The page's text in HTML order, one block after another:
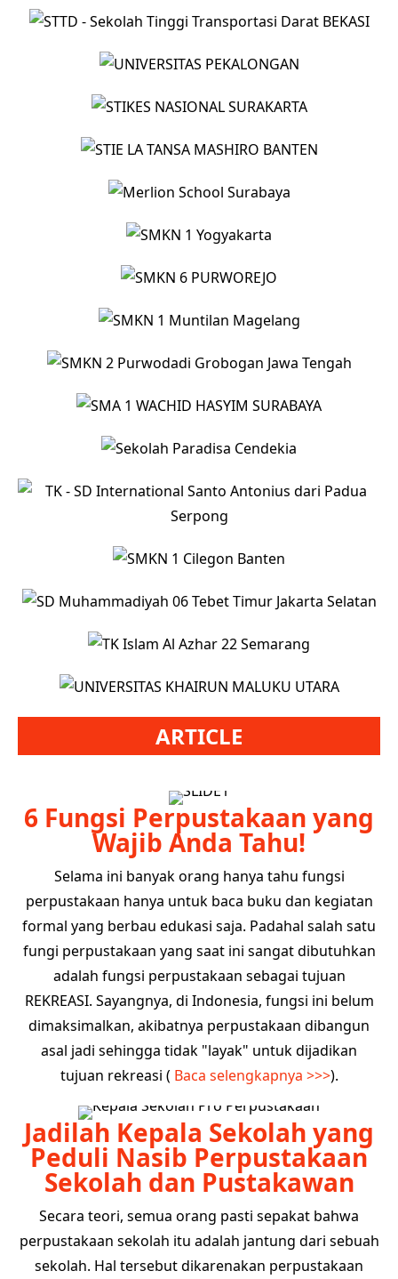
ARTICLE
6 Fungsi Perpustakaan yang
Wajib Anda Tahu!
Selama ini banyak orang hanya tahu fungsi
perpustakaan hanya untuk baca buku dan kegiatan
formal yang berbau edukasi saja. Padahal salah satu
fungi perpustakaan yang saat ini sangat dibutuhkan
adalah fungsi perpustakaan sebagai tujuan
REKREASI. Sayangnya, di Indonesia, fungsi ini belum
dimaksimalkan, akibatnya perpustakaan dibangun
asal jadi sehingga tidak "layak" untuk dijadikan
tujuan rekreasi ( Baca selengkapnya >>>).
Jadilah Kepala Sekolah yang
Peduli Nasib Perpustakaan
Sekolah dan Pustakawan
Secara teori, semua orang pasti sepakat bahwa
perpustakaan sekolah itu adalah jantung dari sebuah
sekolah. Hal tersebut dikarenakan perpustakaan